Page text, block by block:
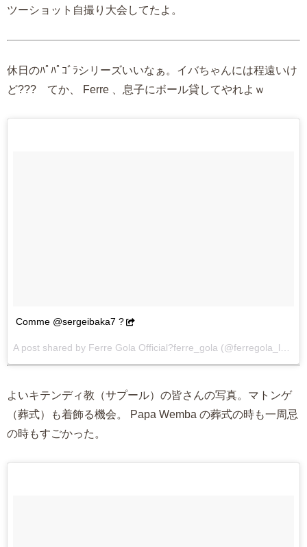
ツーショット自撮り大会してたよ。
休日のﾊﾟﾊﾟｺﾞﾗシリーズいいなぁ。イバちゃんには程遠いけ
ど??? てか、 Ferre 、息子にボール貸してやれよｗ
Comme @sergeibaka7 ?
よいキテンディ教（サプール）の皆さんの写真。マトンゲ
（葬式）も着飾る機会。 Papa Wemba の葬式の時も一周忌
の時もすごかった。